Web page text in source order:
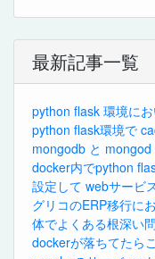
最新記事一覧
python flask 環境に
python flask環境で
mongodb と
docker内でpython
設定して webサービ
グリコのERP移行に
体でよくある根深い
dockerが落ちてたら